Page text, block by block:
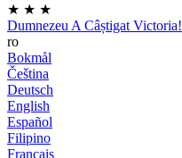
★ ★ ★
Dumnezeu A Câștigat Victoria!
ro
Bokmål
Čeština
Deutsch
English
Español
Filipino
Français